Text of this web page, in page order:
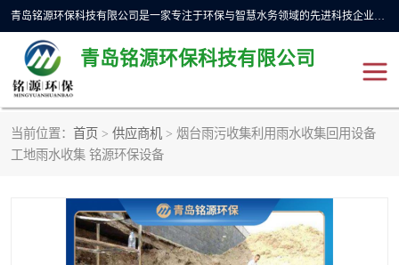
青岛铭源环保科技有限公司是一家专注于环保与智慧水务领域的先进科技企业，公司专注于云智能一体化预制泵站、水务循环利用、海绵城市、云智慧水务开发及新型环保技术研发等领域。铭源环保以为客户提供优质产品、专业技术服务为己任。为客户提供量身定制方案，提供多种配置方案满足实际使用要求。严控供货周期，并提供高标准后期维护。以环保为己任，视质量如生命，以技术做先导，靠诚信赢客户。
青岛铭源环保科技有限公司
当前位置： 首页 > 供应商机 > 烟台雨污收集利用雨水收集回用设备
工地雨水收集 铭源环保设备
一体化HMPP泵站
智能截流井 智能旋转喷射器
下开式堰门 液动限流闸门